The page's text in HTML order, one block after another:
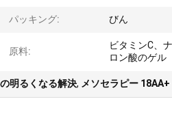
パッキング: びん
原料:
ビタミンC、
ロン酸のゲル
明るくなる解決, メソセラピー